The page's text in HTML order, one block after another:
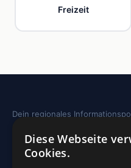
Freizeit
Dein regionales
Sehenswürdigkeiten,
deiner Region.
Diese Webseite
Cookies.